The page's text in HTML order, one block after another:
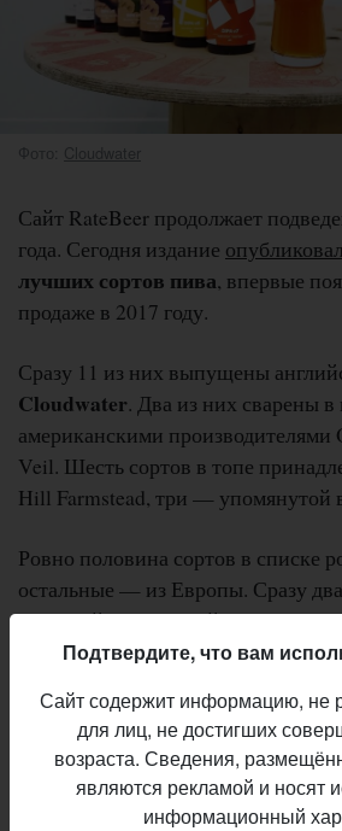
Фото: Cloudwater
Сайт RateBeer продолжает
года. Сегодня издание
лучших сортов пива, впервые
продаже в 2017 году.
Сразу 11 из них выпущены
Cloudwater. Два из них сварены в
американскими производителями
Veil. Шесть сортов в топе
Hill Farmstead, три — упомянутой
Ровно половина сортов в списке
остальные — из Европы. Сразу
польской пивоварнейBrowar
Anniversary Imperial Baltic Porter
в списке можно найти один сорт
пивоварни Põhjala — Põhjala
Rukkivein.
Подтвердите, что вам
Сайт содержит информацию, не
для лиц, не достигших
возраста. Сведения,
являются рекламой и носят
информационный